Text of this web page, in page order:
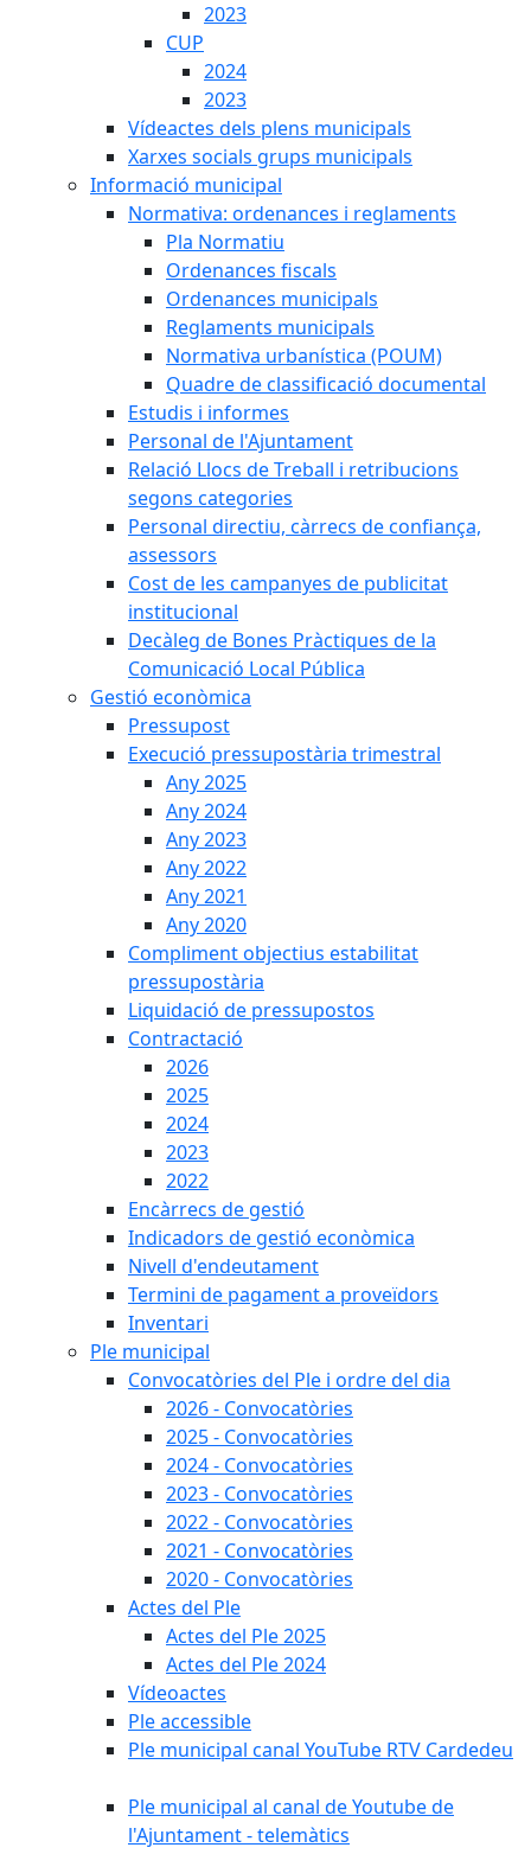
2023
CUP
2024
2023
Vídeactes dels plens municipals
Xarxes socials grups municipals
Informació municipal
Normativa: ordenances i reglaments
Pla Normatiu
Ordenances fiscals
Ordenances municipals
Reglaments municipals
Normativa urbanística (POUM)
Quadre de classificació documental
Estudis i informes
Personal de l'Ajuntament
Relació Llocs de Treball i retribucions
segons categories
Personal directiu, càrrecs de confiança,
assessors
Cost de les campanyes de publicitat
institucional
Decàleg de Bones Pràctiques de la
Comunicació Local Pública
Gestió econòmica
Pressupost
Execució pressupostària trimestral
Any 2025
Any 2024
Any 2023
Any 2022
Any 2021
Any 2020
Compliment objectius estabilitat
pressupostària
Liquidació de pressupostos
Contractació
2026
2025
2024
2023
2022
Encàrrecs de gestió
Indicadors de gestió econòmica
Nivell d'endeutament
Termini de pagament a proveïdors
Inventari
Ple municipal
Convocatòries del Ple i ordre del dia
2026 - Convocatòries
2025 - Convocatòries
2024 - Convocatòries
2023 - Convocatòries
2022 - Convocatòries
2021 - Convocatòries
2020 - Convocatòries
Actes del Ple
Actes del Ple 2025
Actes del Ple 2024
Vídeoactes
Ple accessible
Ple municipal canal YouTube RTV Cardedeu
Ple municipal al canal de Youtube de
l'Ajuntament - telemàtics